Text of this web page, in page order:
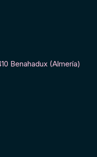
Benahadux (Almería)